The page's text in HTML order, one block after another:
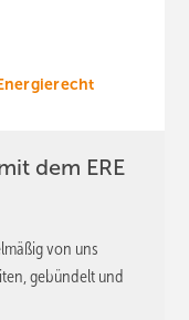
dem ERE
von uns
gebündelt und